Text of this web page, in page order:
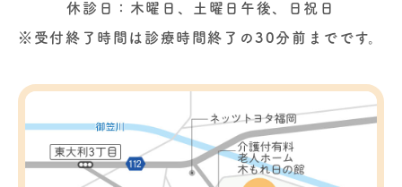
休診日：木曜日、土曜日午後、日祝日
※受付終了時間は診療時間終了の30分前までです。